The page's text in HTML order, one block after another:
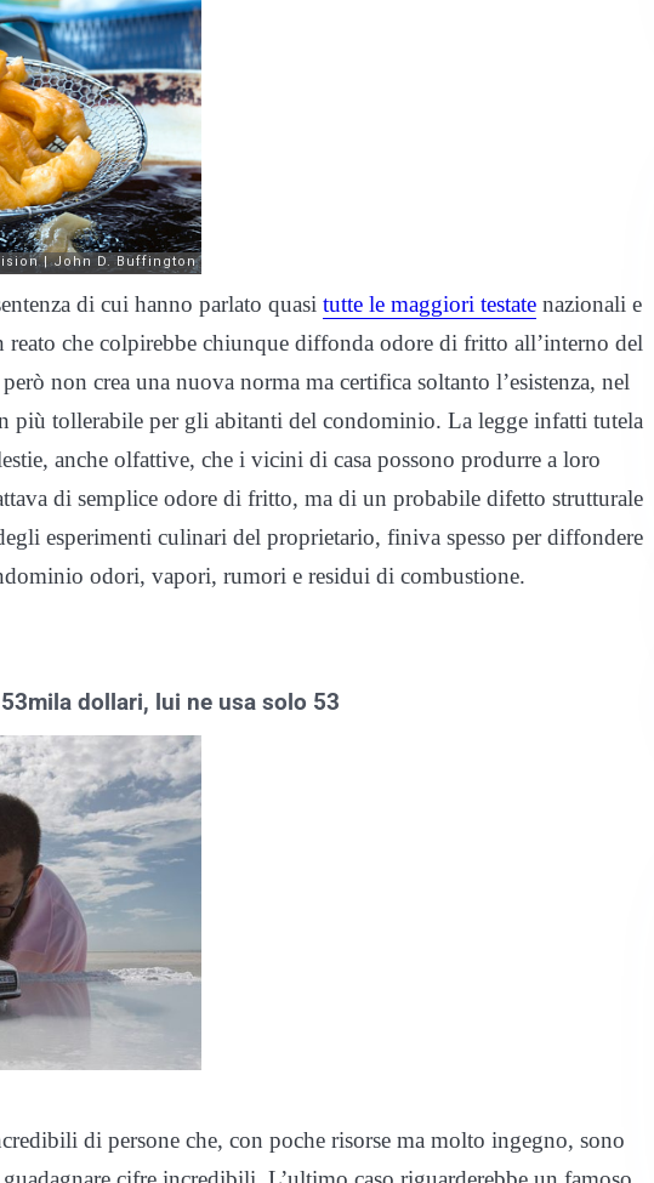
di cui hanno parlato quasi tutte le maggiori testate nazionali e
reato che colpirebbe chiunque diffonda odore di fritto all’interno del
però non crea una nuova norma ma certifica soltanto l’esistenza, nel
più tollerabile per gli abitanti del condominio. La legge infatti tutela
anche olfattive, che i vicini di casa possono produrre a loro
di semplice odore di fritto, ma di un probabile difetto strutturale
esperimenti culinari del proprietario, finiva spesso per diffondere
odori, vapori, rumori e residui di combustione.
dollari, lui ne usa solo 53
di persone che, con poche risorse ma molto ingegno, sono